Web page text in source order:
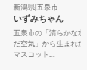
新潟県|五泉市
いずみちゃん
五泉市の「清らかな
だ空気」から生まれ
マスコット...